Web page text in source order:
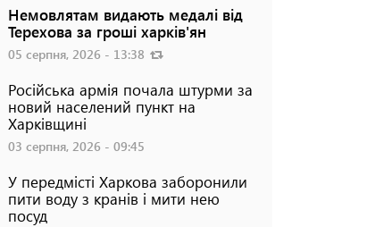
Немовлятам видають медалі від
Терехова за гроші харків'ян
05 серпня, 2026 - 13:38
Російська армія почала штурми за
новий населений пункт на
Харківщині
03 серпня, 2026 - 09:45
У передмісті Харкова заборонили
пити воду з кранів і мити нею
посуд